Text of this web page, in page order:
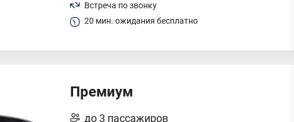
Встреча по звонку
20 мин. ожидания бесплатно
Премиум
до 3 пассажиров